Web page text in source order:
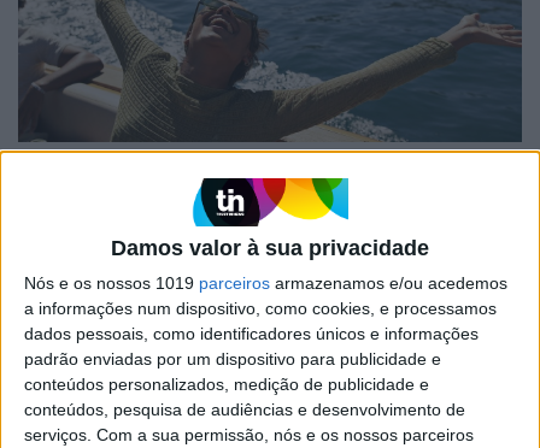
Damos valor à sua privacidade
Nós e os nossos 1019 parceiros armazenamos e/ou acedemos
a informações num dispositivo, como cookies, e processamos
dados pessoais, como identificadores únicos e informações
padrão enviadas por um dispositivo para publicidade e
conteúdos personalizados, medição de publicidade e
conteúdos, pesquisa de audiências e desenvolvimento de
serviços. Com a sua permissão, nós e os nossos parceiros
10 sentimentos que nos podem
tornar melhores pessoas (e mais
felizes)
A partir da referência a diferentes estudos, o site
norte-americano Psychology Today fez, agora,
uma seleção do que são os 10 sentimentos
humanos que nos podem tornar melhores
pessoas, a nosso próprio benefício e dos outros